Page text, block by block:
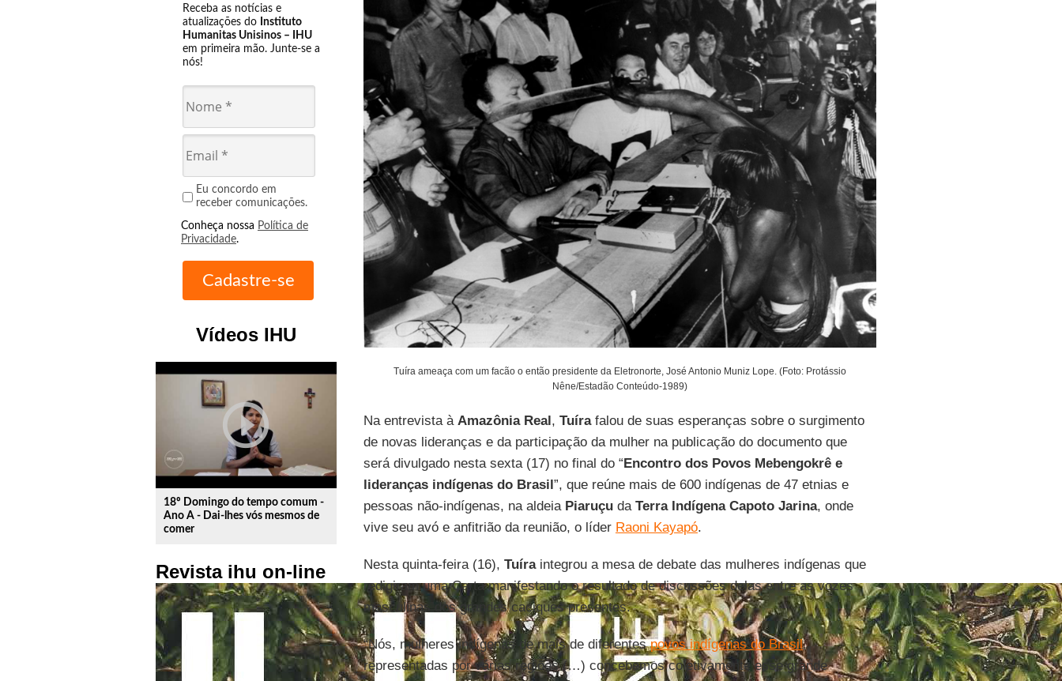
Receba as notícias e
atualizações do Instituto
Humanitas Unisinos – IHU
em primeira mão. Junte-se a
nós!
Eu concordo em
receber comunicações.
Conheça nossa Política de
Privacidade.
Vídeos IHU
play_circle_outline
18º Domingo do tempo comum -
Ano A - Dai-lhes vós mesmos de
comer
Revista ihu on-line
Tuíra ameaça com um facão o então presidente da Eletronorte, José Antonio Muniz Lope. (Foto: Protássio
Nêne/Estadão Conteúdo-1989)
Na entrevista à Amazônia Real , Tuírafalou de suas esperanças sobre o surgimento
de novas lideranças e da participação da mulher na publicação do documento que
será divulgado nesta sexta (17) no final do “ Encontro dos Povos Mebengokrê e
lideranças indígenas do Brasil ”, que reúne mais de 600 indígenas de 47 etnias e
pessoas não-indígenas, na aldeia Piaruçuda Terra Indígena Capoto Jarina, onde
vive seu avó e anfitrião da reunião, o líder Raoni Kayapó.
Nesta quinta-feira (16), Tuíraintegrou a mesa de debate das mulheres indígenas que
redigiram uma Carta manifestando o resultado de discussões delas entre as vozes
masculinas dos grandes caciques presentes.
“Nós, mulheres indígenas de mais de diferentespovos indígenas do Brasil,
representadas por várias regiões (…) concebemos coletivamente esse grande